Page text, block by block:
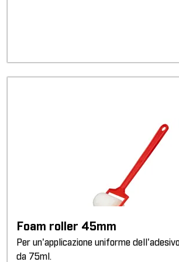
Foam roller 45mm
Per un'applicazione uniforme
da 75ml.